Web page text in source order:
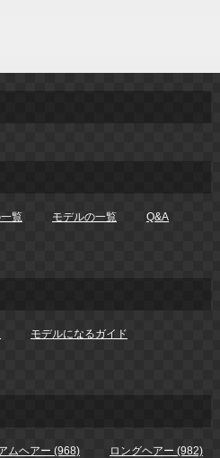
覧 モデルの一覧 Q&A
モデルになるガイド
ムヘアー (968) ロングヘアー (982)